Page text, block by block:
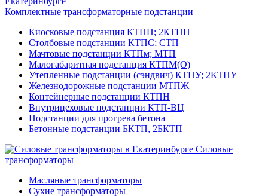
Комплектные трансформаторные подстанции
Киосковые подстанция КТПН; 2КТПН
Столбовые подстанции КТПС; СТП
Мачтовые подстанции КТПм; МТП
Малогабаритная подстанция КТПМ(О)
Утепленные подстанции (сэндвич) КТПУ; 2КТПУ
Железнодорожные подстанции МТПЖ
Контейнерные подстанции КТПН
Внутрицеховые подстанции КТП-ВЦ
Подстанции для прогрева бетона
Бетонные подстанции БКТП, 2БКТП
Силовые
трансформаторы
Масляные трансформаторы
Сухие трансформаторы